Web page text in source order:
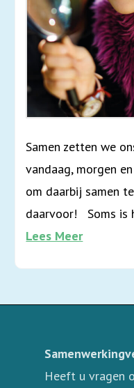
Samen zetten we
vandaag, morgen
om daarbij samen
daarvoor! Soms is
Lees Meer
Heeft u vragen